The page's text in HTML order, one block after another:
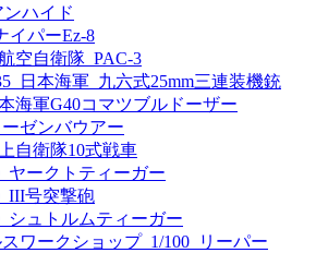
ンハイド
イパーEz-8
空自衛隊_PAC-3
日本海軍_九六式25mm三連装機銃
海軍G40コマツブルドーザー
ゼンバウアー
自衛隊10式戦車
ヤークトティーガー
号突撃砲
シュトルムティーガー
ワークショップ_1/100_リーパー